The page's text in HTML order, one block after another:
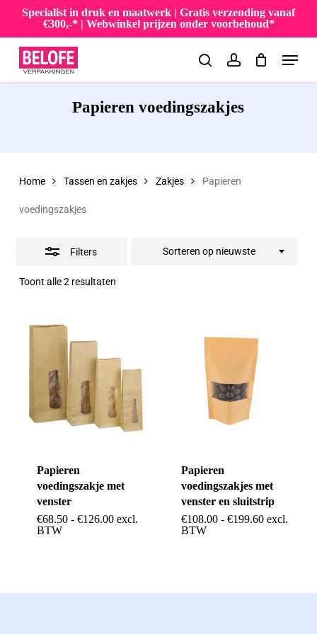
Skip
main
content
Specialist in druk en maatwerk | Gratis verzending vanaf
€300,-* | Webwinkel prijzen onder voorbehoud*
searchaccount
Menu
Papieren voedingszakjes
Home Tassen en zakjes Zakjes Papieren
voedingszakjes
Filters
Toont alle 2 resultatenGesorteerd
Sorteren op nieuwste
Filters
Papieren
voedingszakje met
venster
€68.50 - €126.00Prijsklasse:
excl.
BTW
Dit
meerdere
Papieren
voedingszakjes met
venster en sluitstrip
€108.00 - €199.60Prijsklasse:
excl.
BTW
Dit
meerdere